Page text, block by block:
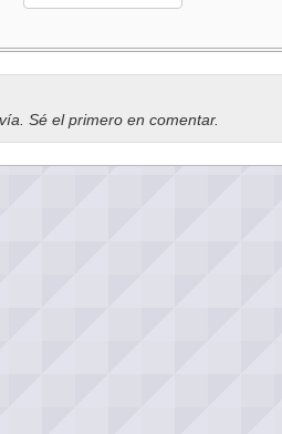
Sé el primero en comentar.